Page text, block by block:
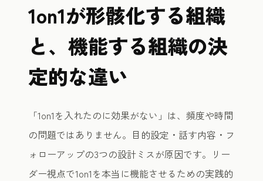
1on1が形骸化する組織
と、機能する組織の決
定的な違い
「1on1を入れたのに効果がない」は、頻度や時間
の問題ではありません。目的設定・話す内容・フ
ォローアップの3つの設計ミスが原因です。リー
ダー視点で1on1を本当に機能させるための実践的